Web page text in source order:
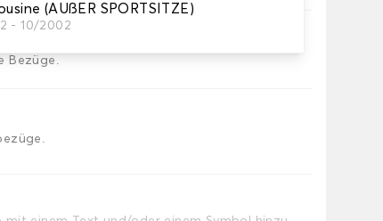
(AUßER SPORTSITZE)
- 10/2002
Bezüge.